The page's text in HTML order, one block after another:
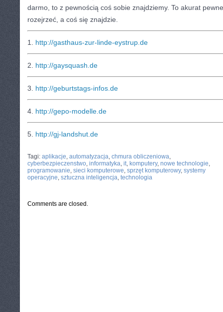
darmo, to z pewnością coś sobie znajdziemy. To akurat
rozejrzeć, a coś się znajdzie.
1. http://gasthaus-zur-linde-eystrup.de
2. http://gaysquash.de
3. http://geburtstags-infos.de
4. http://gepo-modelle.de
5. http://gj-landshut.de
Tagi: aplikacje, automatyzacja, chmura obliczeniowa,
cyberbezpieczenstwo, informatyka, it, komputery, nowe technologie,
programowanie, sieci komputerowe, sprzęt komputerowy, systemy
operacyjne, sztuczna inteligencja, technologia
Comments are closed.